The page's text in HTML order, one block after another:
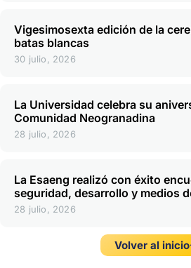
Vigesimosexta edición de la
batas blancas
30 julio, 2026
La Universidad celebra su
Comunidad Neogranadina
28 julio, 2026
La Esaeng realizó con éxito
seguridad, desarrollo y medios
28 julio, 2026
Volver al inicio